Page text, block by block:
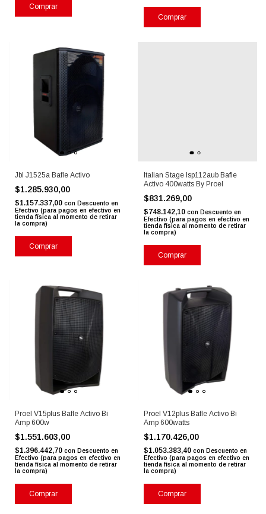
Comprar
Comprar
Jbl J1525a Bafle Activo
$1.285.930,00
$1.157.337,00 con Descuento en
Efectivo (para pagos en efectivo en
tienda física al momento de retirar
la compra)
Comprar
Italian Stage Isp112aub Bafle
Activo 400watts By Proel
$831.269,00
$748.142,10 con Descuento en
Efectivo (para pagos en efectivo en
tienda física al momento de retirar
la compra)
Comprar
Proel V15plus Bafle Activo Bi
Amp 600w
$1.551.603,00
$1.396.442,70 con Descuento en
Efectivo (para pagos en efectivo en
tienda física al momento de retirar
la compra)
Comprar
Proel V12plus Bafle Activo Bi
Amp 600watts
$1.170.426,00
$1.053.383,40 con Descuento en
Efectivo (para pagos en efectivo en
tienda física al momento de retirar
la compra)
Comprar